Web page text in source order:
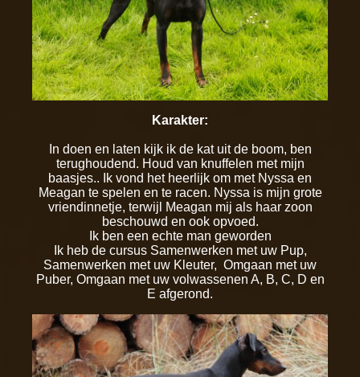
Karakter:
In doen en laten kijk ik de kat uit de boom, ben
terughoudend. Houd van knuffelen met mijn
baasjes.. Ik vond het heerlijk om met Nyssa en
Meagan te spelen en te racen. Nyssa is mijn grote
vriendinnetje, terwijl Meagan mij als haar zoon
beschouwd en ook opvoed.
Ik ben een echte man geworden
Ik heb de cursus Samenwerken met uw Pup,
Samenwerken met uw Kleuter, Omgaan met uw
Puber, Omgaan met uw volwassenen A, B, C, D en
E afgerond.